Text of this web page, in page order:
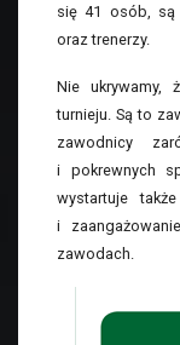
się 41 osób, są
oraz trenerzy.
Nie ukrywamy,
turnieju. Są to
zawodnicy
i pokrewnych
wystartuje
i
zawodach.